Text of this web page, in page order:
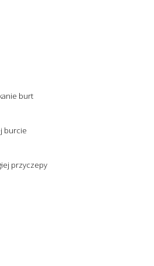
burt
burcie
przyczepy